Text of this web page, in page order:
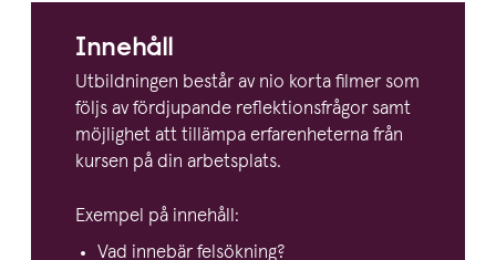
Innehåll
Utbild­ningen består av nio korta filmer som
följs av fördjupande reflek­tions­frågor samt
möjlighet att tillämpa erfaren­he­terna från
kursen på din arbetsplats.
Exempel på innehåll:
Vad innebär felsökning?